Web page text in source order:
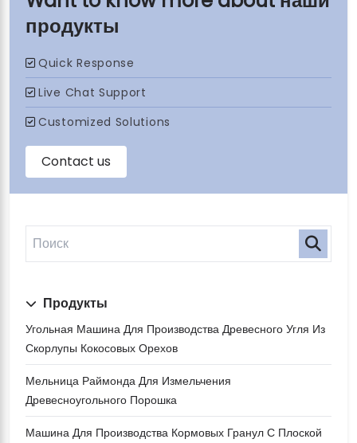
продукты
Продукты
Угольная Машина Для Производства Древесного Угля Из
Скорлупы Кокосовых Орехов
Мельница Раймонда Для Измельчения
Древесноугольного Порошка
Машина Для Производства Кормовых Гранул С Плоской